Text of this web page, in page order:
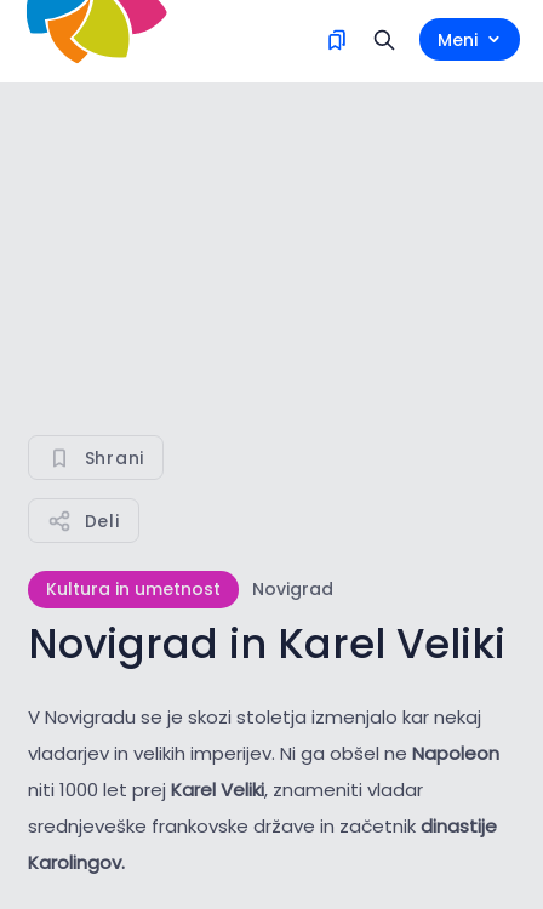
Meni
Shrani
Deli
Kultura in umetnost Novigrad
Novigrad in Karel Veliki
V Novigradu se je skozi stoletja izmenjalo kar nekaj
vladarjev in velikih imperijev. Ni ga obšel ne Napoleon
niti 1000 let prej Karel Veliki, znameniti vladar
srednjeveške frankovske države in začetnikdinastije
Karolingov.